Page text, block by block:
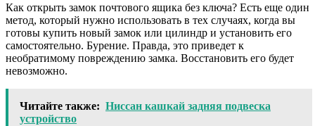
Как открыть замок почтового ящика без ключа? Есть еще один
метод, который нужно использовать в тех случаях, когда вы
готовы купить новый замок или цилиндр и установить его
самостоятельно. Бурение. Правда, это приведет к
необратимому повреждению замка. Восстановить его будет
невозможно.
Читайте также: Ниссан кашкай задняя подвеска
устройство